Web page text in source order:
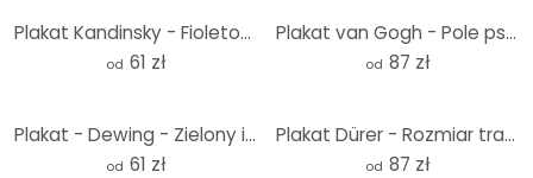
Plakat Kandinsky - Fioletowy
od 61 zł
Plakat van Gogh - Pole pszenicy z cyprysami - Okrągły
od 87 zł
Plakat - Dewing - Zielony i złoty
od 61 zł
Plakat Dürer - Rozmiar trawy - Okrągły
od 87 zł